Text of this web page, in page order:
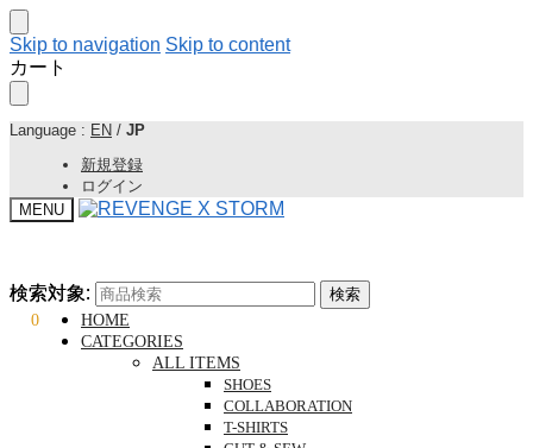
Skip to navigation Skip to content
カート
Language : EN / JP
新規登録
ログイン
MENU
検索対象:
検索
0
検索対象:
検索
HOME
CATEGORIES
ALL ITEMS
SHOES
COLLABORATION
T-SHIRTS